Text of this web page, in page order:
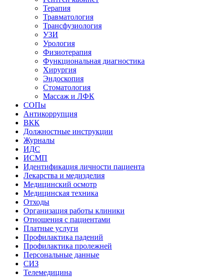
Терапия
Травматология
Трансфузиология
УЗИ
Урология
Физиотерапия
Функциональная диагностика
Хирургия
Эндоскопия
Стоматология
Массаж и ЛФК
СОПы
Антикоррупция
ВКК
Должностные инструкции
Журналы
ИДС
ИСМП
Идентификация личности пациента
Лекарства и медизделия
Медицинский осмотр
Медицинская техника
Отходы
Организация работы клиники
Отношения с пациентами
Платные услуги
Профилактика падений
Профилактика пролежней
Персональные данные
СИЗ
Телемедицина